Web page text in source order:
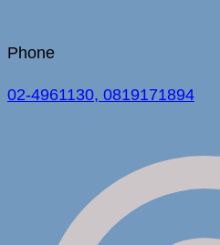
Phone
02-4961130, 0819171894